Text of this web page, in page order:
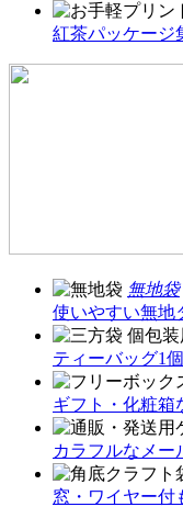
紅茶パッケージ
無地袋
使いやすい無地
ティーバッグ1
ギフト・化粧箱
カラフルなメー
窓・ワイヤー付